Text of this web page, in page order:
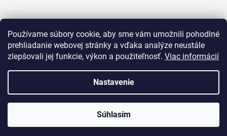
Používame súbory cookie, aby sme vám umožnili pohodlné
prehliadanie webovej stránky a vďaka analýze neustále
zlepšovali jej funkcie, výkon a použiteľnosť. Viac informácií
Nastavenie
Súhlasím
Obchodné podmienky
Ochrana osobných údajov
Bicykle Schwabik
vyhradené.